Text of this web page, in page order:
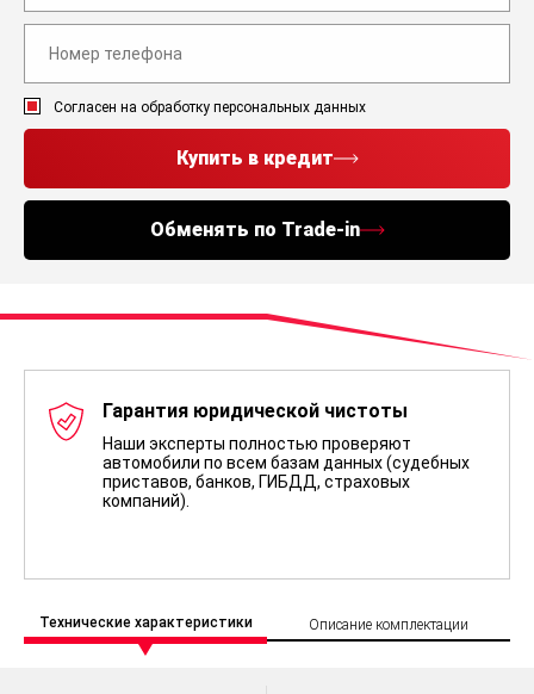
Согласен на обработку персональных данных
Купить в кредит
Обменять по Trade-in
Гарантия юридической чистоты
Наши эксперты полностью проверяют
автомобили по всем базам данных (судебных
приставов, банков, ГИБДД, страховых
компаний).
Технические характеристики Описание комплектации